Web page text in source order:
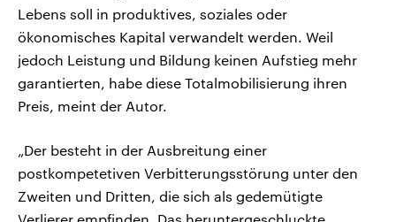
Lebens soll in produktives, soziales oder
ökonomisches Kapital verwandelt werden. Weil
jedoch Leistung und Bildung keinen Aufstieg mehr
garantierten, habe diese Totalmobilisierung ihren
Preis, meint der Autor.
„Der besteht in der Ausbreitung einer
postkompetetiven Verbitterungsstörung unter den
Zweiten und Dritten, die sich als gedemütigte